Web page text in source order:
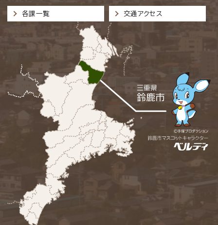
各課一覧 交通アクセス